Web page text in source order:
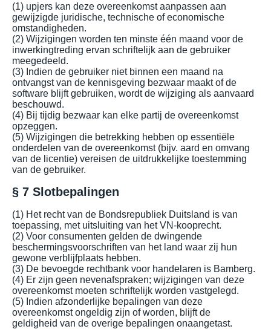
(1) upjers kan deze overeenkomst aanpassen aan
gewijzigde juridische, technische of economische
omstandigheden.
(2) Wijzigingen worden ten minste één maand voor de
inwerkingtreding ervan schriftelijk aan de gebruiker
meegedeeld.
(3) Indien de gebruiker niet binnen een maand na
ontvangst van de kennisgeving bezwaar maakt of de
software blijft gebruiken, wordt de wijziging als aanvaard
beschouwd.
(4) Bij tijdig bezwaar kan elke partij de overeenkomst
opzeggen.
(5) Wijzigingen die betrekking hebben op essentiële
onderdelen van de overeenkomst (bijv. aard en omvang
van de licentie) vereisen de uitdrukkelijke toestemming
van de gebruiker.
§ 7 Slotbepalingen
(1) Het recht van de Bondsrepubliek Duitsland is van
toepassing, met uitsluiting van het VN-kooprecht.
(2) Voor consumenten gelden de dwingende
beschermingsvoorschriften van het land waar zij hun
gewone verblijfplaats hebben.
(3) De bevoegde rechtbank voor handelaren is Bamberg.
(4) Er zijn geen nevenafspraken; wijzigingen van deze
overeenkomst moeten schriftelijk worden vastgelegd.
(5) Indien afzonderlijke bepalingen van deze
overeenkomst ongeldig zijn of worden, blijft de
geldigheid van de overige bepalingen onaangetast.